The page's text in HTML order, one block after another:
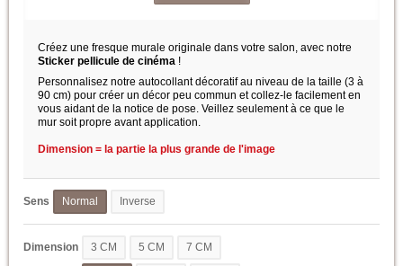
Créez une fresque murale originale dans votre salon, avec notre
Sticker pellicule de cinéma !
Personnalisez notre autocollant décoratif au niveau de la taille (3 à
90 cm) pour créer un décor peu commun et collez-le facilement en
vous aidant de la notice de pose. Veillez seulement à ce que le
mur soit propre avant application.
Dimension = la partie la plus grande de l'image
Sens Normal Inverse
Dimension 3 CM 5 CM 7 CM